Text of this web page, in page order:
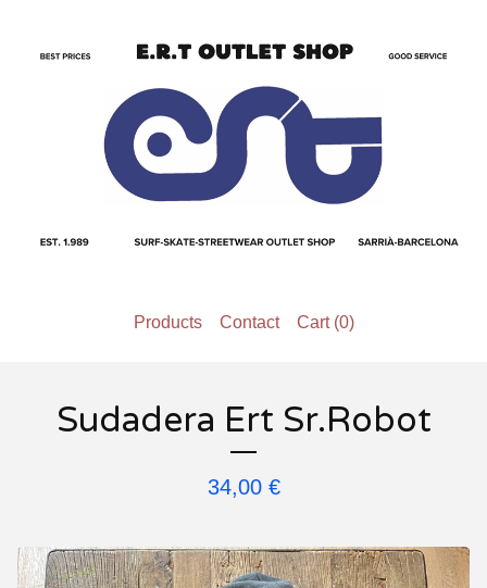
Products Contact Cart (0)
Sudadera Ert Sr.Robot
34,00 €